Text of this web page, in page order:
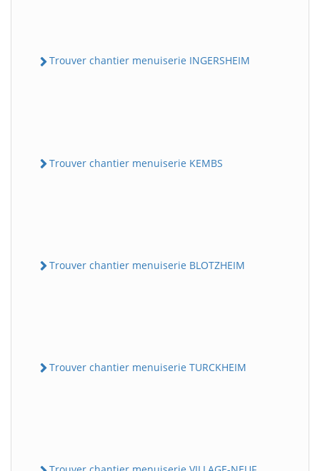
Trouver chantier menuiserie INGERSHEIM
Trouver chantier menuiserie KEMBS
Trouver chantier menuiserie BLOTZHEIM
Trouver chantier menuiserie TURCKHEIM